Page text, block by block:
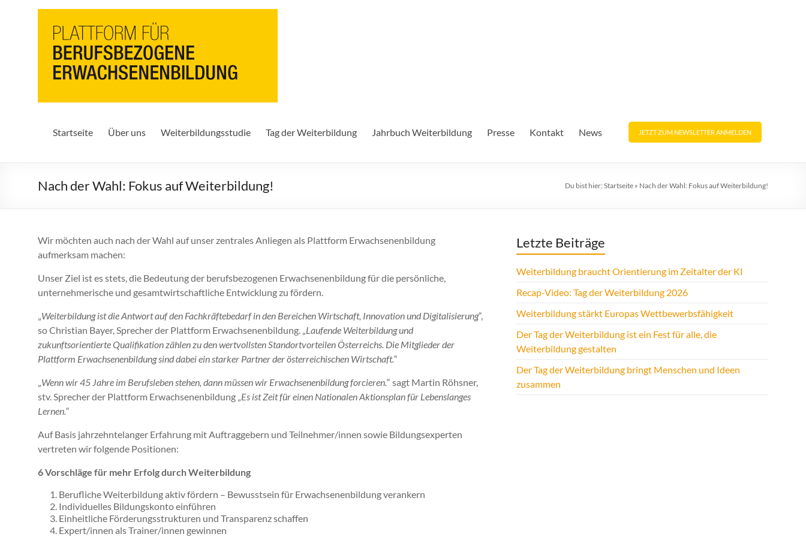
PbEB
Plattform
berufsbezogene
Startseite Über uns Weiterbildungsstudie Tag der Weiterbildung Jahrbuch Weiterbildung Presse Kontakt News JETZT ZUM NEWSLETTER ANMELDEN
Nach der Wahl: Fokus auf Weiterbildung! Du bist hier: Startseite » Nach der Wahl: Fokus auf Weiterbildung!
Wir möchten auch nach der Wahl auf unser zentrales Anliegen als Plattform Erwachsenenbildung
aufmerksam machen:
Unser Ziel ist es stets, die Bedeutung der berufsbezogenen Erwachsenenbildung für die persönliche,
unternehmerische und gesamtwirtschaftliche Entwicklung zu fördern.
„Weiterbildung ist die Antwort auf den Fachkräftebedarf in den Bereichen Wirtschaft, Innovation und Digitalisierung“,
so Christian Bayer, Sprecher der Plattform Erwachsenenbildung. „Laufende Weiterbildung und
zukunftsorientierte Qualifikation zählen zu den wertvollsten Standortvorteilen Österreichs. Die Mitglieder der
Plattform Erwachsenenbildung sind dabei ein starker Partner der österreichischen Wirtschaft.“
„Wenn wir 45 Jahre im Berufsleben stehen, dann müssen wir Erwachsenenbildung forcieren.“ sagt Martin Röhsner,
stv. Sprecher der Plattform Erwachsenenbildung „Es ist Zeit für einen Nationalen Aktionsplan für Lebenslanges
Lernen.“
Auf Basis jahrzehntelanger Erfahrung mit Auftraggebern und Teilnehmer/innen sowie Bildungsexperten
vertreten wir folgende Positionen:
6 Vorschläge für mehr Erfolg durch Weiterbildung
Berufliche Weiterbildung aktiv fördern – Bewusstsein für Erwachsenenbildung verankern
Individuelles Bildungskonto einführen
Einheitliche Förderungsstrukturen und Transparenz schaffen
Expert/innen als Trainer/innen gewinnen
Letzte Beiträge
Weiterbildung braucht Orientierung im Zeitalter der KI
Recap-Video: Tag der Weiterbildung 2026
Weiterbildung stärkt Europas Wettbewerbsfähigkeit
Der Tag der Weiterbildung ist ein Fest für alle, die
Weiterbildung gestalten
Der Tag der Weiterbildung bringt Menschen und Ideen
zusammen